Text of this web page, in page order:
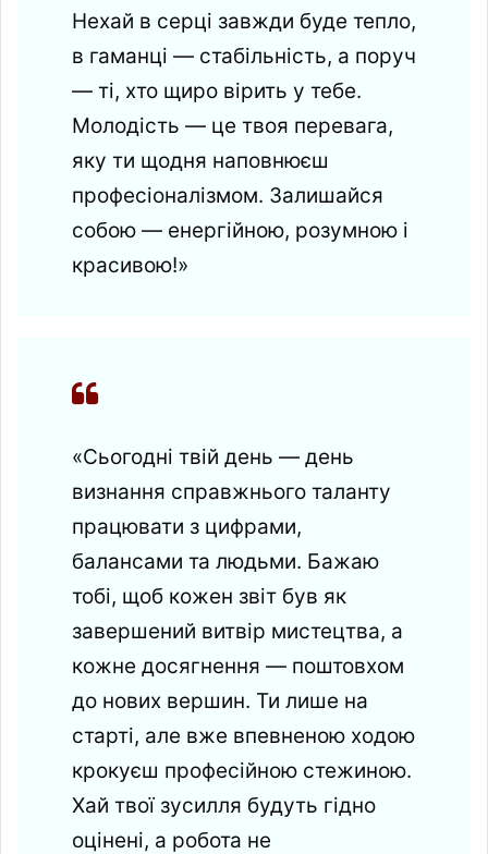
Нехай в серці завжди буде тепло,
в гаманці — стабільність, а поруч
— ті, хто щиро вірить у тебе.
Молодість — це твоя перевага,
яку ти щодня наповнюєш
професіоналізмом. Залишайся
собою — енергійною, розумною і
красивою!»
«Сьогодні твій день — день
визнання справжнього таланту
працювати з цифрами,
балансами та людьми. Бажаю
тобі, щоб кожен звіт був як
завершений витвір мистецтва, а
кожне досягнення — поштовхом
до нових вершин. Ти лише на
старті, але вже впевненою ходою
крокуєш професійною стежиною.
Хай твої зусилля будуть гідно
оцінені, а робота не